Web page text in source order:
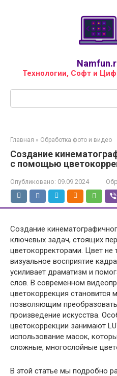
Технологии, Софт и
Главная » Обработка фото и видео
Создание
с помощью
Опубликовано: 09.09.2024
Создание
ключевых задач, стоящих
цветокорректорами. Цвет не
визуальное восприятие
усиливает драматизм и
слов. В современном
цветокоррекция
позволяющим
произведение искусства.
цветокоррекции занимают
использование масок,
сложные, многослойные
В этой статье мы подробно